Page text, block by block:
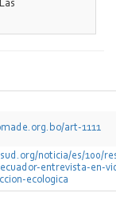
art-1111
noticia/es/100/
entrevista-en-
ecologica